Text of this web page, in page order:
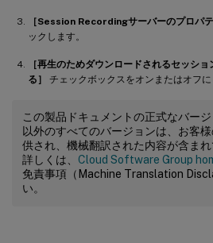
［Session Recordingサーバーのプロパテ
ックします。
［再生のためダウンロードされるセッシ
る］
チェックボックスをオンまたはオフに
この製品ドキュメントの正式なバー
以外のすべてのバージョンは、お客
供され、機械翻訳された内容が含まれ
詳しくは、 Cloud Software Group
免責事項（Machine Translation
い。